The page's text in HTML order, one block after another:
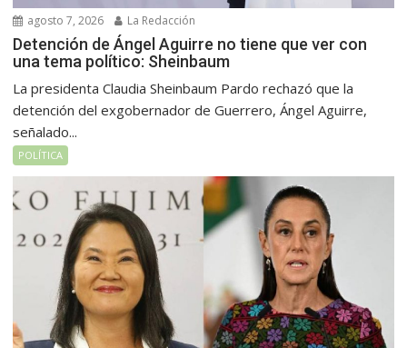
agosto 7, 2026 La Redacción
Detención de Ángel Aguirre no tiene que ver con
una tema político: Sheinbaum
La presidenta Claudia Sheinbaum Pardo rechazó que la
detención del exgobernador de Guerrero, Ángel Aguirre,
señalado...
POLÍTICA